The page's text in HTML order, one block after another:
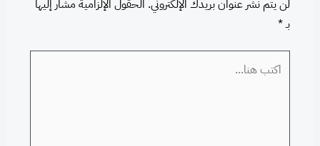
لن يتم نشر عنوان بريدك الإلكتروني. الحقول الإلزامية مشار إليها
بـ*